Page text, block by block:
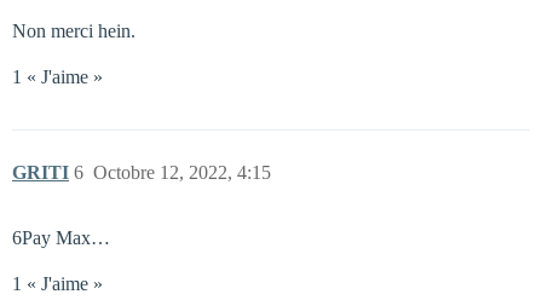
Non merci hein.
1 « J'aime »
GRITI Octobre 12, 2022, 4:15
6
6Pay Max…
1 « J'aime »